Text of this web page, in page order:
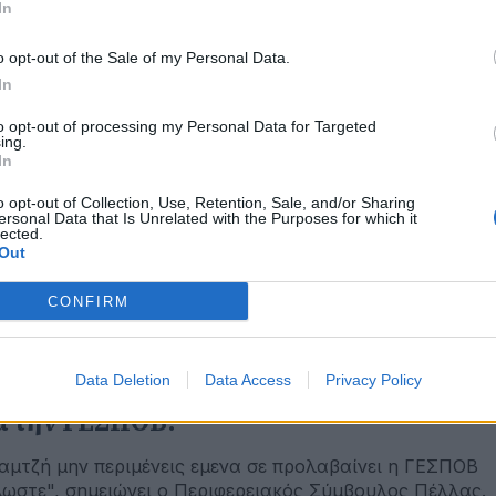
opt-out of the Sale of my Personal Data.
opt-out of processing my Personal Data for Targeted
opt-out of Collection, Use, Retention, Sale, and/or Sharing
Data that Is Unrelated with the Purposes for which it
CONFIRM
Data Deletion Data Access Privacy Policy
2025
τον χώρο και είναι ο ιδρώτας
των αγροτών τον οποίο πλήρωσαν
στηθεί η ΓΕΣΠΟΒ"
ήρθε εκ νέου στη δημοσιότητα η υπόθεση των
της στοιχείων;
η σύγκρουση Τζαμτζή-
την ΓΕΣΠΟΒ!
μην περιμένεις εμενα σε προλαβαίνει η ΓΕΣΠΟΒ
σημειώνει ο Περιφερειακός Σύμβουλος Πέλλας.